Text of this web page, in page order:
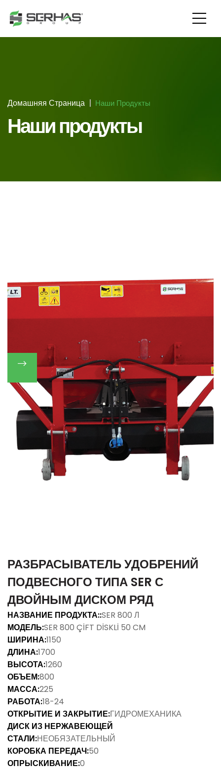
Домашняя Страница Наши Продукты
Наши продукты
РАЗБРАСЫВАТЕЛЬ УДОБРЕНИЙ
ПОДВЕСНОГО ТИПА SER С
ДВОЙНЫМ ДИСКОМ РЯД
НАЗВАНИЕ ПРОДУКТА::SER 800 Л
МОДЕЛЬ:SER 800 ÇİFT DİSKLİ 50 CM
ШИРИНА:1150
ДЛИНА:1700
ВЫСОТА:1260
ОБЪЕМ:800
МАССА:225
РАБОТА:18-24
ОТКРЫТИЕ И ЗАКРЫТИЕ:ГИДРОМЕХАНИКА
ДИСК ИЗ НЕРЖАВЕЮЩЕЙ
СТАЛИ:НЕОБЯЗАТЕЛЬНЫЙ
КОРОБКА ПЕРЕДАЧ:50
ОПРЫСКИВАНИЕ:0